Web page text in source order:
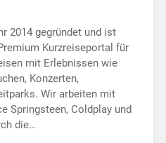
2014 gegründet und ist
Kurzreiseportal für
mit Erlebnissen wie
Konzerten,
Wir arbeiten mit
Springsteen, Coldplay und
die…